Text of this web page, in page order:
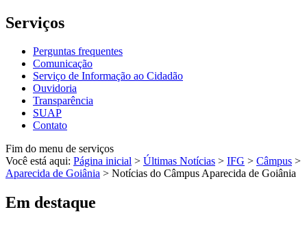
Serviços
Perguntas frequentes
Comunicação
Serviço de Informação ao Cidadão
Ouvidoria
Transparência
SUAP
Contato
Fim do menu de serviços
Você está aqui: Página inicial > Últimas Notícias > IFG > Câmpus >
Aparecida de Goiânia > Notícias do Câmpus Aparecida de Goiânia
Em destaque